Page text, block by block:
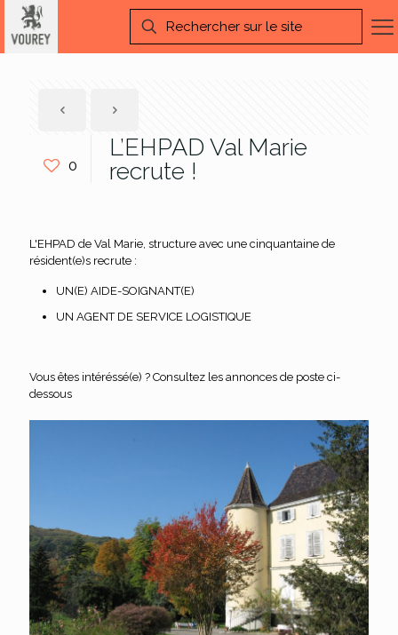
0
L’EHPAD Val Marie
recrute !
L'EHPAD de Val Marie, structure avec une cinquantaine de
résident(e)s recrute :
UN(E) AIDE-SOIGNANT(E)
UN AGENT DE SERVICE LOGISTIQUE
Vous êtes intéréssé(e) ? Consultez les annonces de poste ci-
dessous